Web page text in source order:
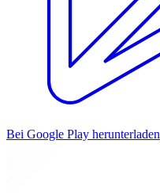
Bei Google Play herunterladen